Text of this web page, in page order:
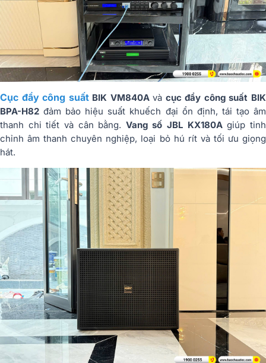
Cục đẩy công suấtBIK VM840Avà cục đẩy công suất BIK
BPA-H82 đảm bảo hiệu suất khuếch đại ổn định, tái tạo âm
thanh chi tiết và cân bằng. Vang số JBL KX180Agiúp tinh
chỉnh âm thanh chuyên nghiệp, loại bỏ hú rít và tối ưu giọng
hát.